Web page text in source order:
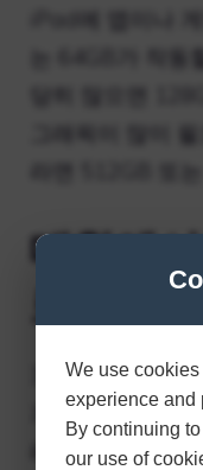
We use
experience and
By continuing
our use of
당히 많으면
그래픽이 많이
라면 512GB 또
대학에
로 충분
32GB iPad
가끔씩 캐주얼
리밍하고,